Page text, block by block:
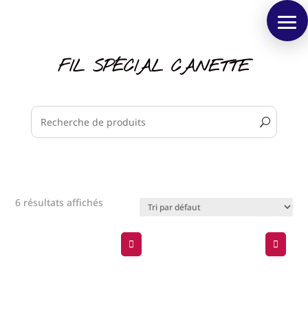
FIL SPÉCIAL CANETTE
6 résultats affichés